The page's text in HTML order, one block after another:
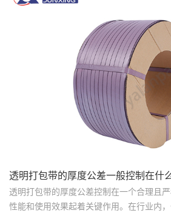
透明打包带的厚度公差一般控制在什
透明打包带的厚度公差控制在一个合理且
性能和使用效果起着关键作用。在行业内